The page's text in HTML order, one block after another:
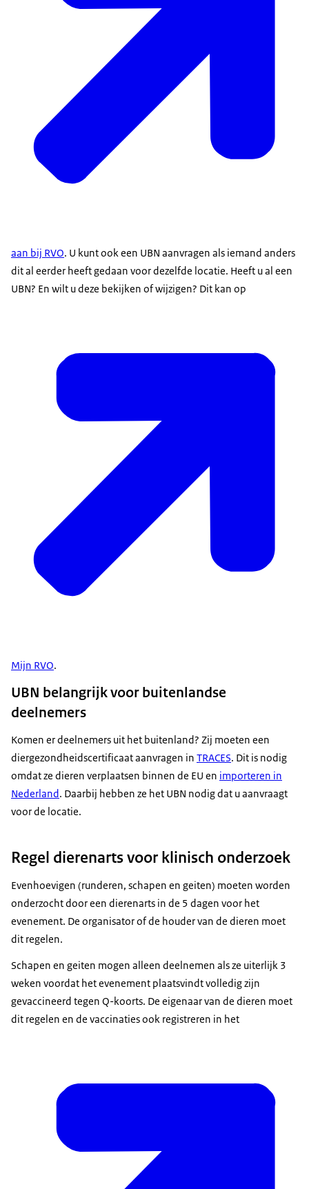
aan bij RVO. U kunt ook een UBN aanvragen als iemand anders
dit al eerder heeft gedaan voor dezelfde locatie. Heeft u al een
UBN? En wilt u deze bekijken of wijzigen? Dit kan op
Mijn RVO.
UBN belangrijk voor buitenlandse
deelnemers
Komen er deelnemers uit het buitenland? Zij moeten een
diergezondheidscertificaat aanvragen in TRACES. Dit is nodig
omdat ze dieren verplaatsen binnen de EU en importeren in
Nederland. Daarbij hebben ze het UBN nodig dat u aanvraagt
voor de locatie.
Regel dierenarts voor klinisch onderzoek
Evenhoevigen (runderen, schapen en geiten) moeten worden
onderzocht door een dierenarts in de 5 dagen voor het
evenement. De organisator of de houder van de dieren moet
dit regelen.
Schapen en geiten mogen alleen deelnemen als ze uiterlijk 3
weken voordat het evenement plaatsvindt volledig zijn
gevaccineerd tegen Q-koorts. De eigenaar van de dieren moet
dit regelen en de vaccinaties ook registreren in het